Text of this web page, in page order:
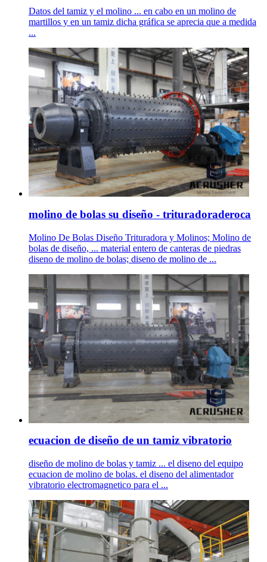
Datos del tamiz y el molino ... en cabo en un molino de
martillos y en un tamiz dicha gráfica se aprecia que a medida
...
molino de bolas su diseño - trituradoraderoca
Molino De Bolas Diseño Trituradora y Molinos; Molino de
bolas de diseño, ... material entero de canteras de piedras
diseno de molino de bolas; diseno de molino de ...
ecuacion de diseño de un tamiz vibratorio
diseño de molino de bolas y tamiz ... el diseno del equipo
ecuacion de molino de bolas. el diseno del alimentador
vibratorio electromagnetico para el ...